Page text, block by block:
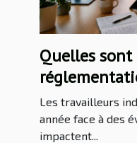
Quelles
travailleurs
2026 ?
Les travailleurs
année face à des
impactent...